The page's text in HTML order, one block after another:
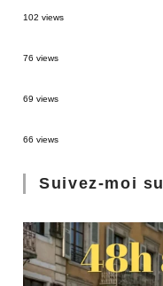
102 views
76 views
69 views
66 views
Suivez-moi